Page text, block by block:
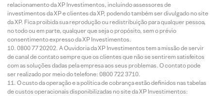
relacionamento da XP Investimentos, incluindo assessores de
investimentos da XP e clientes da XP, podendo também ser divulgado no site
da XP. Fica proibida sua reprodução ou redistribuição para qualquer pessoa,
no todo ou em parte, qualquer que seja o propósito, sem o prévio
consentimento expresso da XP Investimentos.
0800 77 20202. A Ouvidoria da XP Investimentos tem a missão de servir
de canal de contato sempre que os clientes que não se sentirem satisfeitos
com as soluções dadas pela empresa aos seus problemas. O contato pode
ser realizado por meio do telefone: 0800 722 3710.
O custo da operação e a política de cobrança estão definidos nas tabelas
de custos operacionais disponibilizadas no site da XP Investimentos: